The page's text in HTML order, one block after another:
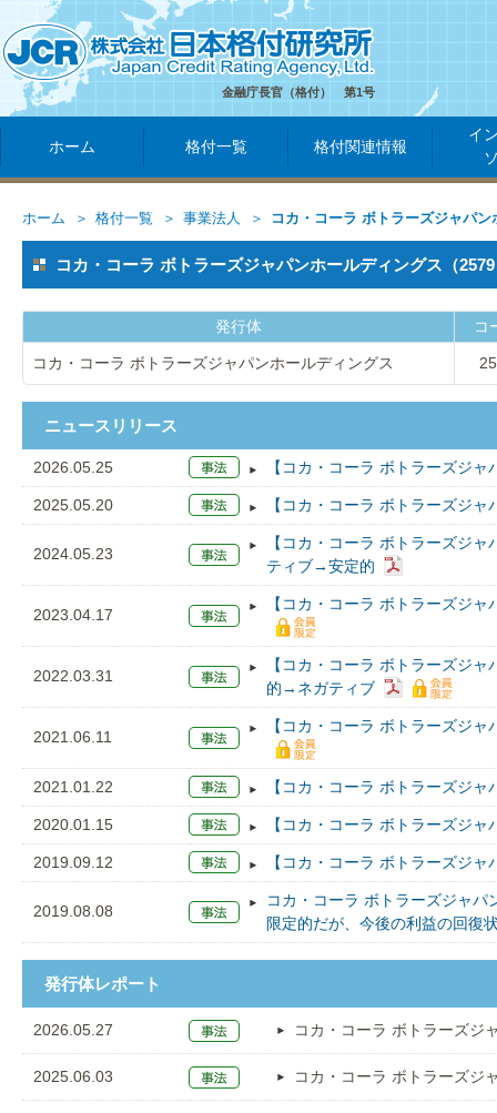
金融庁長官（格付） 第1号
ホーム 格付一覧 格付関連情報
イ
ホーム 格付一覧 事業法人 コカ・コーラ ボトラーズジャパン
コカ・コーラ ボトラーズジャパンホールディングス（
発行体 コ
コカ・コーラ ボトラーズジャパンホールディングス
ニュースリリース
2026.05.25 【コカ・コーラ ボトラーズジ
2025.05.20 【コカ・コーラ ボトラーズジ
2024.05.23
【コカ・コーラ ボトラーズジ
ティブ→安定的
2023.04.17
【コカ・コーラ ボトラーズジ
2022.03.31
【コカ・コーラ ボトラーズジ
的→ネガティブ
2021.06.11
【コカ・コーラ ボトラーズジ
2021.01.22 【コカ・コーラ ボトラーズジ
2020.01.15 【コカ・コーラ ボトラーズジ
2019.09.12 【コカ・コーラ ボトラーズジ
2019.08.08
コカ・コーラ ボトラーズジャ
限定的だが、今後の利益の回復
発行体レポート
2026.05.27 コカ・コーラ ボトラーズジ
2025.06.03 コカ・コーラ ボトラーズジ